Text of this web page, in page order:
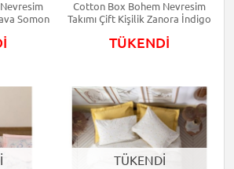
Somon
Cotton Box Bohem Nevresim
Takımı Çift Kişilik Zanora İndigo
TÜKENDİ
TÜKENDİ